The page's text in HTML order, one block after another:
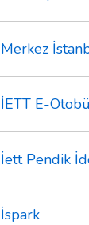
Merkez
İETT E-
İett Pendik
İspark